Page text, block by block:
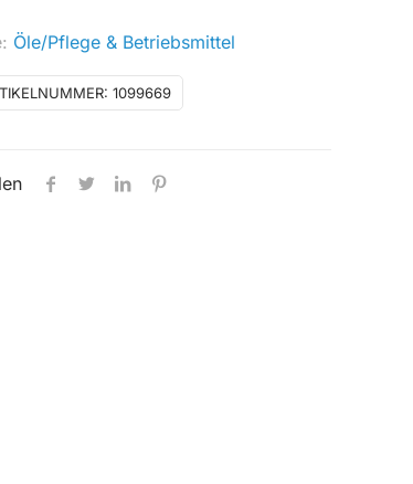
1099669
Öle/Pflege & Betriebsmittel